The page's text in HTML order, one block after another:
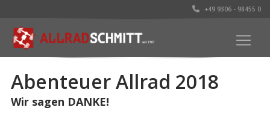
+49 9306 - 98455 0
Abenteuer Allrad 2018
Wir sagen DANKE!